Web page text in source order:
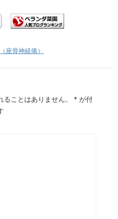
座骨神経痛）
ことはありません。 * が付